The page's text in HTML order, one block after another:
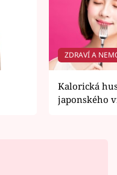
ZDRAVÍ A
Kalorická
japonského